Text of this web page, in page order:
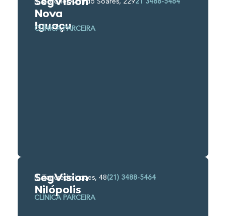
Nova
Iguaçu
CLÍNICA PARCEIRA
SegVision
Nilópolis
R. Tancredo Lopes, 48(21) 3488-5464
CLÍNICA PARCEIRA